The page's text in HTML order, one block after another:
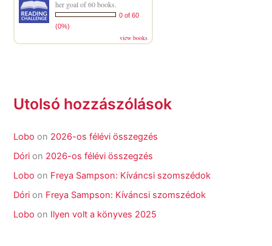
her goal of 60 books.
0 of 60
(0%)
view books
Utolsó hozzászólások
Lobo on 2026-os félévi összegzés
Dóri on 2026-os félévi összegzés
Lobo on Freya Sampson: Kíváncsi szomszédok
Dóri on Freya Sampson: Kíváncsi szomszédok
Lobo on Ilyen volt a könyves 2025